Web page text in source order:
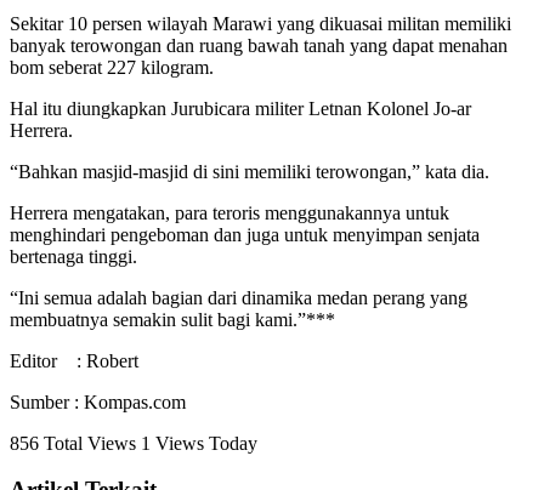
Sekitar 10 persen wilayah Marawi yang dikuasai militan memiliki
banyak terowongan dan ruang bawah tanah yang dapat menahan
bom seberat 227 kilogram.
Hal itu diungkapkan Jurubicara militer Letnan Kolonel Jo-ar
Herrera.
“Bahkan masjid-masjid di sini memiliki terowongan,” kata dia.
Herrera mengatakan, para teroris menggunakannya untuk
menghindari pengeboman dan juga untuk menyimpan senjata
bertenaga tinggi.
“Ini semua adalah bagian dari dinamika medan perang yang
membuatnya semakin sulit bagi kami.”***
Editor : Robert
Sumber : Kompas.com
856 Total Views 1 Views Today